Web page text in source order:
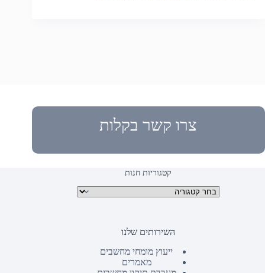
צרו קשר בקלות
קטגוריות חנות
קטגוריות מוצרים
השירותים שלנו
ייעוץ מומחי מחשבים
מאמרים